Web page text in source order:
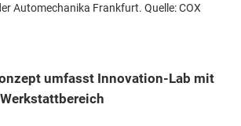
Automechanika Frankfurt. Quelle: COX
umfasst Innovation-Lab mit